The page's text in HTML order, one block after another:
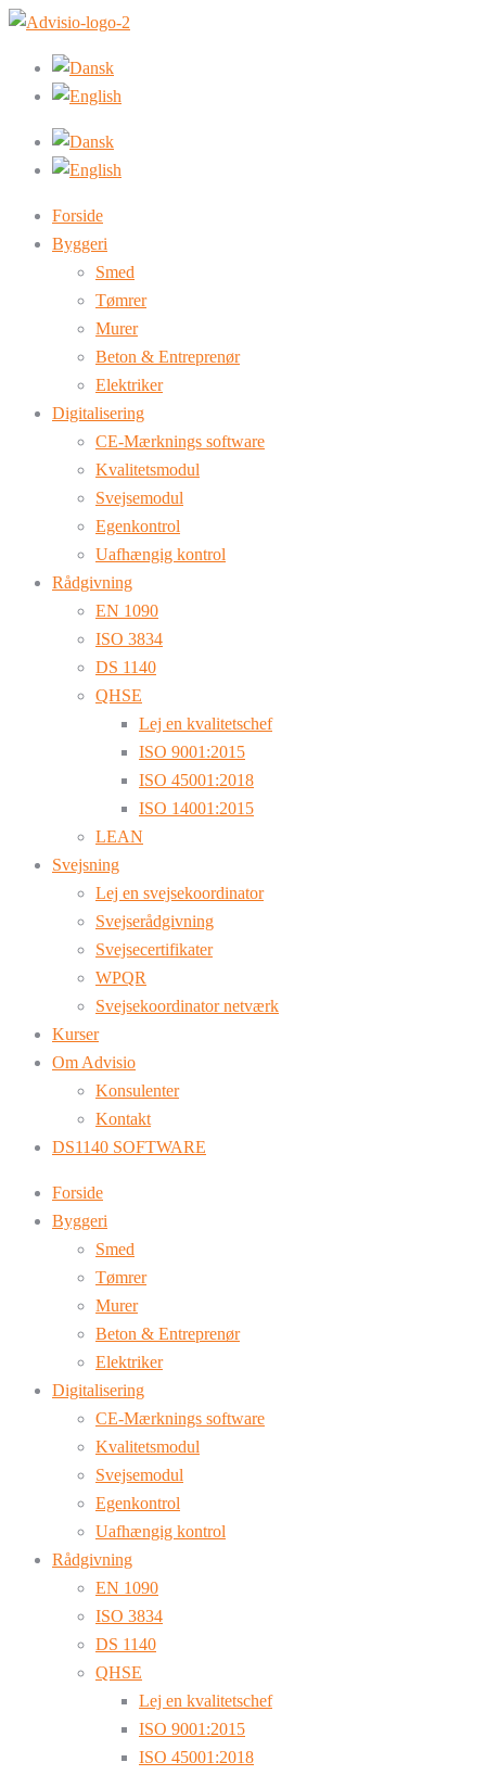
Forside
Byggeri
Smed
Tømrer
Murer
Beton & Entreprenør
Elektriker
Digitalisering
CE-Mærknings software
Kvalitetsmodul
Svejsemodul
Egenkontrol
Uafhængig kontrol
Rådgivning
EN 1090
ISO 3834
DS 1140
QHSE
Lej en kvalitetschef
ISO 9001:2015
ISO 45001:2018
ISO 14001:2015
LEAN
Svejsning
Lej en svejsekoordinator
Svejserådgivning
Svejsecertifikater
WPQR
Svejsekoordinator netværk
Kurser
Om Advisio
Konsulenter
Kontakt
DS1140 SOFTWARE
Forside
Byggeri
Smed
Tømrer
Murer
Beton & Entreprenør
Elektriker
Digitalisering
CE-Mærknings software
Kvalitetsmodul
Svejsemodul
Egenkontrol
Uafhængig kontrol
Rådgivning
EN 1090
ISO 3834
DS 1140
QHSE
Lej en kvalitetschef
ISO 9001:2015
ISO 45001:2018